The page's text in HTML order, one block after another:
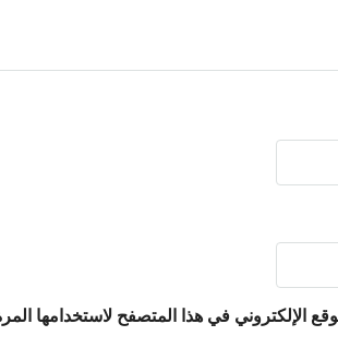
الإلكتروني في هذا المتصفح لاستخدامها